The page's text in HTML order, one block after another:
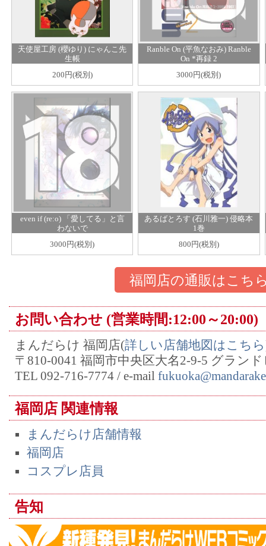
天使屋工房 (櫻ゆり) にゃんこ先
生帳
200円(税別)
Ranble On (平魚なおみ) Ranble
On *再録 2
3000円(税別)
even if (re:o) 「愛してる」と言
わないで
3000円(税別)
あるばとろす (石川雅一) 侵略本
1巻
800円(税別)
福岡店の通販はこち
お問い合わせ (営業時間:12:00～20:00)
まんだらけ 福岡店(詳しい店舗地図はこちら
〒810-0041 福岡市中央区大名2-9-5 グラン
TEL 092-716-7774 / e-mail
福岡店 関連情報
まんだらけ店舗情報
福岡店
コスプレ店員
告知